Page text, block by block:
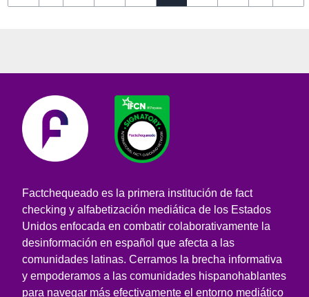
Factchequeado es la primera institución de fact
checking y alfabetización mediática de los Estados
Unidos enfocada en combatir colaborativamente la
desinformación en español que afecta a las
comunidades latinas. Cerramos la brecha informativa
y empoderamos a las comunidades hispanohablantes
para navegar más efectivamente el entorno mediático